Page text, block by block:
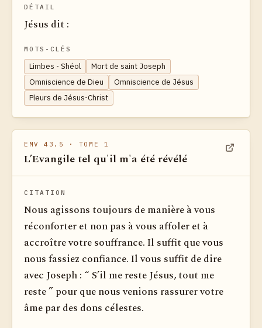
DÉTAIL
Jésus dit :
MOTS-CLÉS
Limbes - Shéol
Mort de saint Joseph
Omniscience de Dieu
Omniscience de Jésus
Pleurs de Jésus-Christ
EMV 43.5 · TOME 1
L’Evangile tel qu'il m'a été révélé
CITATION
Nous agissons toujours de manière à vous
réconforter et non pas à vous affoler et à
accroître votre souffrance. Il suffit que vous
nous fassiez confiance. Il vous suffit de dire
avec Joseph : “ S’il me reste Jésus, tout me
reste ” pour que nous venions rassurer votre
âme par des dons célestes.